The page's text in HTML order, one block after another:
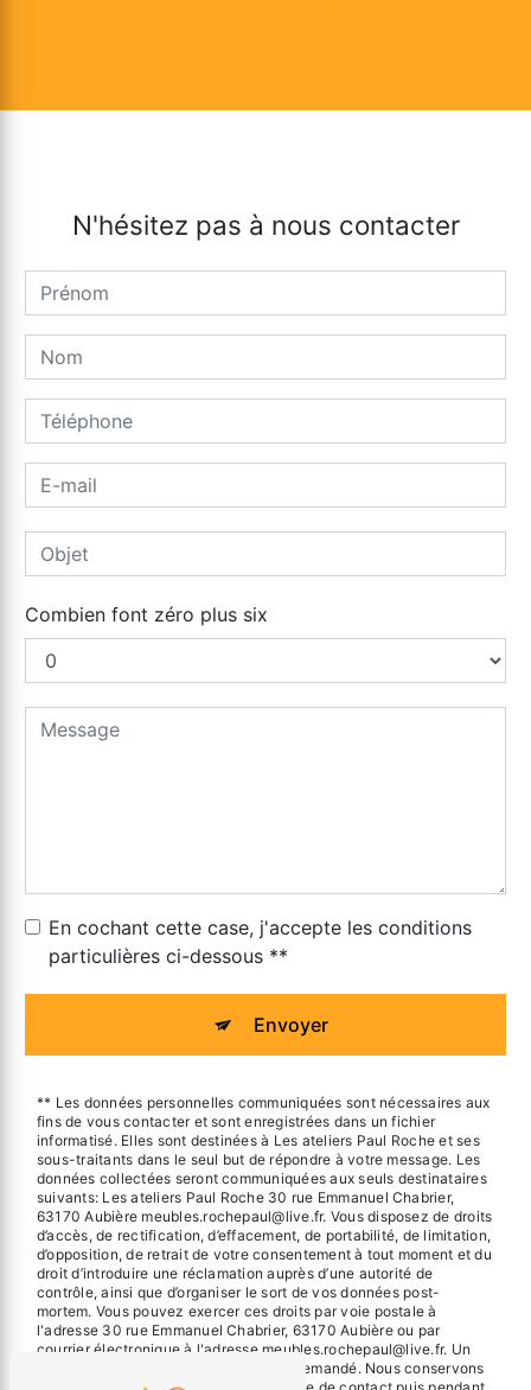
N'hésitez pas à nous contacter
Combien font zéro plus six
En cochant cette case, j'accepte les conditions
particulières ci-dessous **
Envoyer
** Les données personnelles communiquées sont nécessaires aux
fins de vous contacter et sont enregistrées dans un fichier
informatisé. Elles sont destinées à Les ateliers Paul Roche et ses
sous-traitants dans le seul but de répondre à votre message. Les
données collectées seront communiquées aux seuls destinataires
suivants: Les ateliers Paul Roche 30 rue Emmanuel Chabrier,
63170 Aubière meubles.rochepaul@live.fr. Vous disposez de droits
d’accès, de rectification, d’effacement, de portabilité, de limitation,
d’opposition, de retrait de votre consentement à tout moment et du
droit d’introduire une réclamation auprès d’une autorité de
contrôle, ainsi que d’organiser le sort de vos données post-
mortem. Vous pouvez exercer ces droits par voie postale à
l'adresse 30 rue Emmanuel Chabrier, 63170 Aubière ou par
courrier électronique à l'adresse meubles.rochepaul@live.fr. Un
justificatif d'identité pourra vous être demandé. Nous conservons